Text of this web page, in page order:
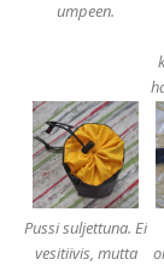
umpeen.
Pussi suljettuna. Ei
vesitiivis, mutta